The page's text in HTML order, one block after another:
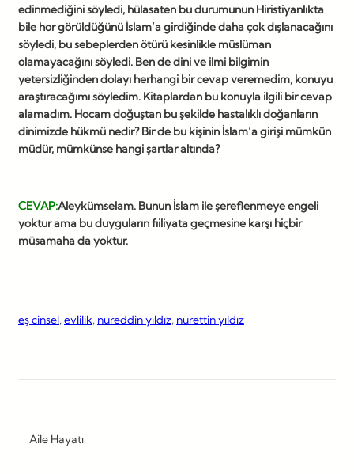
edinmediğini söyledi, hülasaten bu durumunun Hiristiyanlıkta
bile hor görüldüğünü İslam’a girdiğinde daha çok dışlanacağını
söyledi, bu sebeplerden ötürü kesinlikle müslüman
olamayacağını söyledi. Ben de dini ve ilmi bilgimin
yetersizliğinden dolayı herhangi bir cevap veremedim, konuyu
araştıracağımı söyledim. Kitaplardan bu konuyla ilgili bir cevap
alamadım. Hocam doğuştan bu şekilde hastalıklı doğanların
dinimizde hükmü nedir? Bir de bu kişinin İslam’a girişi mümkün
müdür, mümkünse hangi şartlar altında?
CEVAP:Aleykümselam. Bunun İslam ile şereflenmeye engeli
yoktur ama bu duyguların fiiliyata geçmesine karşı hiçbir
müsamaha da yoktur.
eş cinsel, evlilik, nureddin yıldız, nurettin yıldız
Aile Hayatı